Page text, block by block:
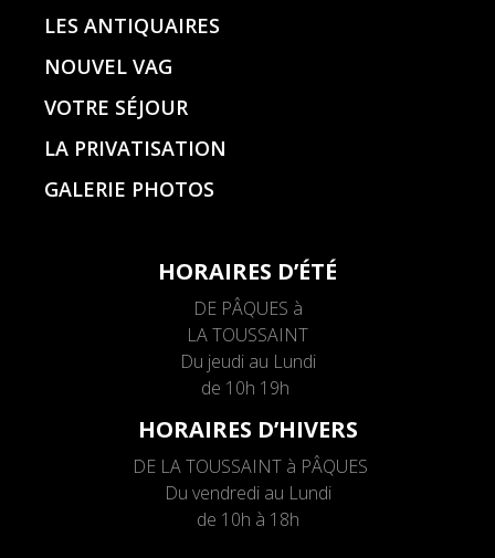
LES ANTIQUAIRES
NOUVEL VAG
VOTRE SÉJOUR
LA PRIVATISATION
GALERIE PHOTOS
HORAIRES D’ÉTÉ
DE PÂQUES à
LA TOUSSAINT
Du jeudi au Lundi
de 10h 19h
HORAIRES D’HIVERS
DE LA TOUSSAINT à PÂQUES
Du vendredi au Lundi
de 10h à 18h